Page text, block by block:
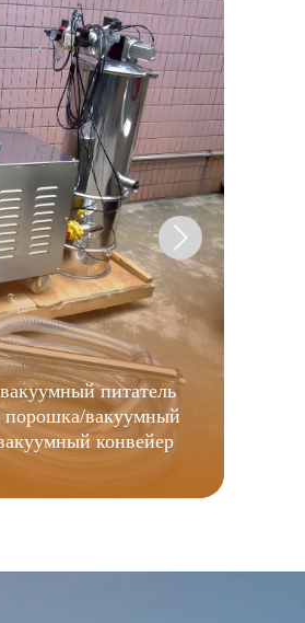
питатель
порошка/вакуумный
конвейер